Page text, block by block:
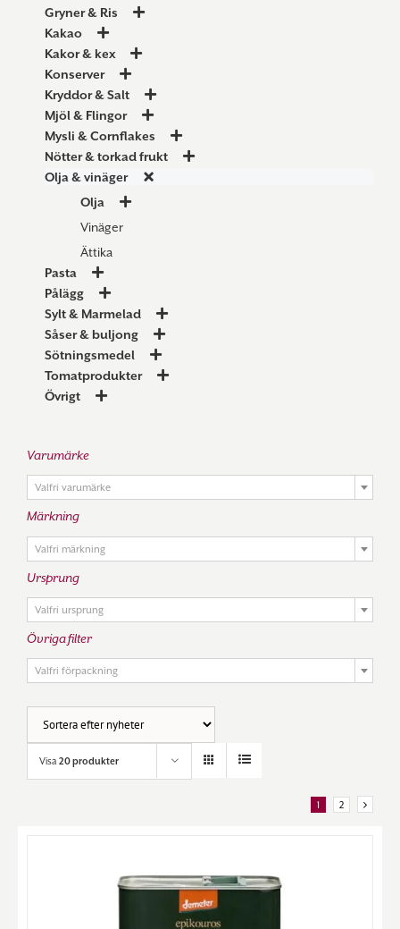
Visa 20 produkter
1 2
Gryner & Ris
Kakao
Kakor & kex
Konserver
Kryddor & Salt
Mjöl & Flingor
Mysli & Cornflakes
Nötter & torkad frukt
Olja & vinäger
Olja
Vinäger
Ättika
Pasta
Pålägg
Sylt & Marmelad
Såser & buljong
Sötningsmedel
Tomatprodukter
Övrigt
Varumärke
Valfri varumärke
Märkning
Valfri märkning
Ursprung
Valfri ursprung
Övriga filter
Valfri förpackning